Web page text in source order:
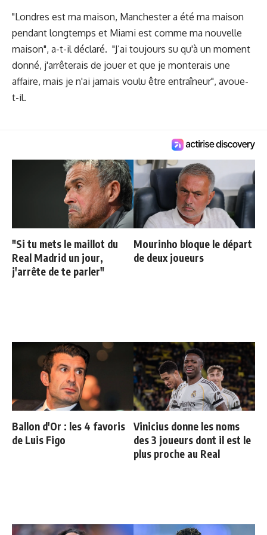
"Londres est ma maison, Manchester a été ma maison
pendant longtemps et Miami est comme ma nouvelle
maison", a-t-il déclaré. "J’ai toujours su qu'à un moment
donné, j'arrêterais de jouer et que je monterais une
affaire, mais je n'ai jamais voulu être entraîneur", avoue-
t-il.
"Si tu mets le maillot du
Real Madrid un jour,
j'arrête de te parler"
Mourinho bloque le départ
de deux joueurs
Ballon d'Or : les 4 favoris
de Luis Figo
Vinicius donne les noms
des 3 joueurs dont il est le
plus proche au Real